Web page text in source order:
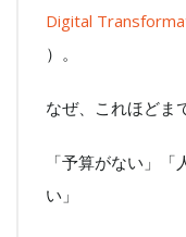
Digital
）。
なぜ、これほどま
「予算がない」
い」